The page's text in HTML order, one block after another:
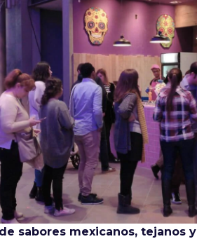
Infórmate
sabores mexicanos, tejanos y